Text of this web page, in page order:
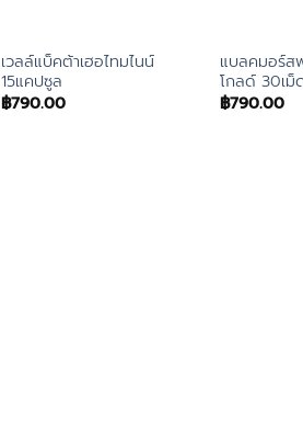
เวลล์แบ็คต้าเฮอไทมไนน์
15แคปซูล
฿790.00
แบลคมอร์ส
โกลด์ 30เม็
฿790.00